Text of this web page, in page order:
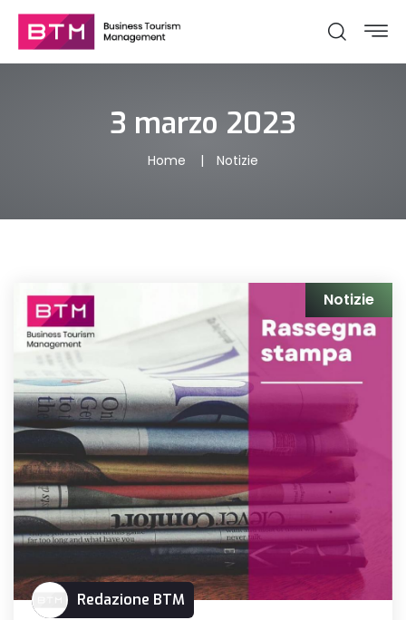
3 marzo 2023
Home Notizie
Notizie
Redazione BTM